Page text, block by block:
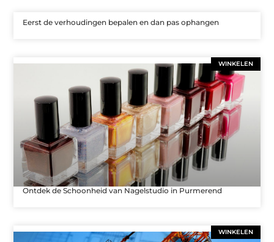
Eerst de verhoudingen bepalen en dan pas ophangen
WINKELEN
Ontdek de Schoonheid van Nagelstudio in Purmerend
WINKELEN